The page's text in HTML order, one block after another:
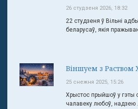
26 студзеня 2026, 18:32
22 студзеня ў Вільні
беларусаў, якія
Віншуем з Раством
25 снежня 2025, 15:26
Хрыстос прыйшоў у гэты
чалавеку любоў, надзею